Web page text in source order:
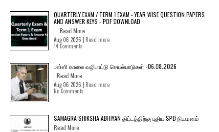
QUARTERLY EXAM / TERM 1 EXAM - YEAR WISE QUESTION PAPERS
AND ANSWER KEYS - PDF DOWNLOAD
Read More
Aug 06 2026 | Read more
14 Comments
பள்ளி காலை வழிபாட்டு செயல்பாடுகள் -06.08.2026
Read More
Aug 06 2026 | Read more
No Comments
SAMAGRA SHIKSHA ABHIYAN திட்டத்திற்கு புதிய SPD நியமனம்
Read More